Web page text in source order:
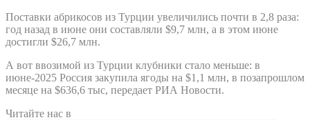
Поставки абрикосов из Турции увеличились почти в 2,8 раза:
год назад в июне они составляли $9,7 млн, а в этом июне
достигли $26,7 млн.
А вот ввозимой из Турции клубники стало меньше: в
июне-2025 Россия закупила ягоды на $1,1 млн, в позапрошлом
месяце на $636,6 тыс, передает РИА Новости.
Читайте нас в